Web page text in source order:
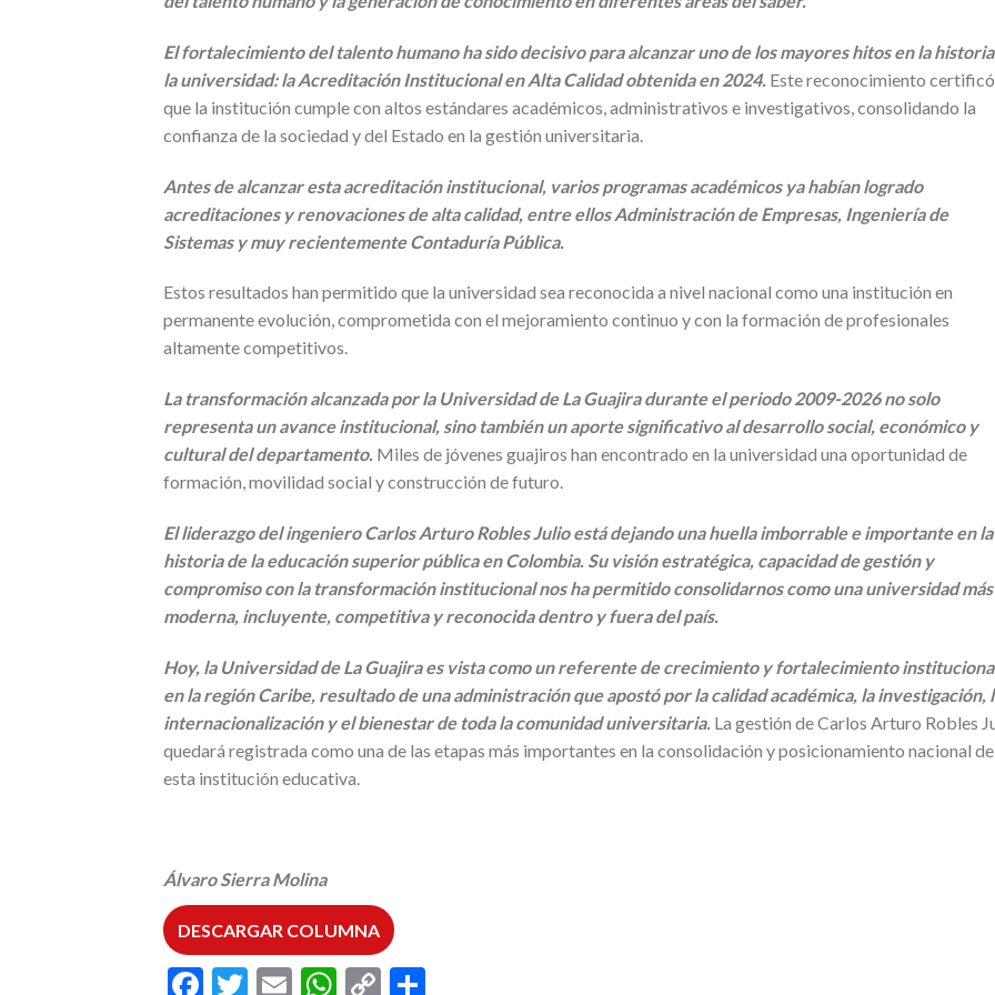
El fortalecimiento del talento humano ha sido decisivo para alcanzar uno de los mayores hitos en la
la universidad: la Acreditación Institucional en Alta Calidad obtenida en 2024. Este reconocimiento certificó
que la institución cumple con altos estándares académicos, administrativos e investigativos, consolidando la
confianza de la sociedad y del Estado en la gestión universitaria.
Antes de alcanzar esta acreditación institucional, varios programas académicos ya habían logrado
acreditaciones y renovaciones de alta calidad, entre ellos Administración de Empresas, Ingeniería de
Sistemas y muy recientemente Contaduría Pública.
Estos resultados han permitido que la universidad sea reconocida a nivel nacional como una institución en
permanente evolución, comprometida con el mejoramiento continuo y con la formación de profesionales
altamente competitivos.
La transformación alcanzada por la Universidad de La Guajira durante el periodo 2009-2026 no solo
representa un avance institucional, sino también un aporte significativo al desarrollo social, económico y
cultural del departamento. Miles de jóvenes guajiros han encontrado en la universidad una oportunidad de
formación, movilidad social y construcción de futuro.
El liderazgo del ingeniero Carlos Arturo Robles Julio está dejando una huella imborrable e importante en la
historia de la educación superior pública en Colombia. Su visión estratégica, capacidad de gestión y
compromiso con la transformación institucional nos ha permitido consolidarnos como una universidad más
moderna, incluyente, competitiva y reconocida dentro y fuera del país.
Hoy, la Universidad de La Guajira es vista como un referente de crecimiento y fortalecimiento
en la región Caribe, resultado de una administración que apostó por la calidad académica, la investigación,
internacionalización y el bienestar de toda la comunidad universitaria. La gestión de Carlos Arturo Robles
quedará registrada como una de las etapas más importantes en la consolidación y posicionamiento nacional de
esta institución educativa.
Álvaro Sierra Molina
DESCARGAR COLUMNA
Facebook
Twitter
EmailWhatsApp
Copy